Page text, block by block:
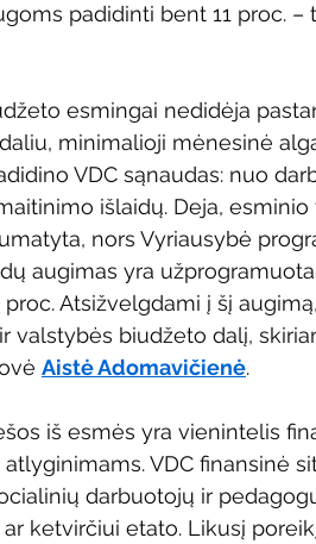
padidinti bent 11 proc.
esmingai nedidėja
minimalioji mėnesinė
VDC sąnaudas: nuo
išlaidų. Deja,
nors Vyriausybė
augimas yra
Atsižvelgdami į šį
valstybės biudžeto dalį,
Aistė Adomavičienė.
iš esmės yra vienintelis
VDC finansinė
darbuotojų ir
ketvirčiui etato. Likusį